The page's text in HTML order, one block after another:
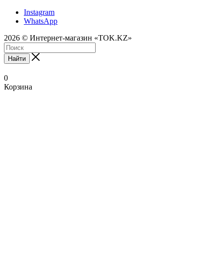
Instagram
WhatsApp
2026 © Интернет-магазин «TOK.KZ»
Найти
0
Корзина